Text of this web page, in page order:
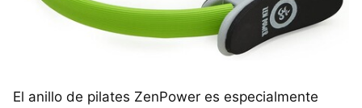
El anillo de pilates ZenPower es especialmente